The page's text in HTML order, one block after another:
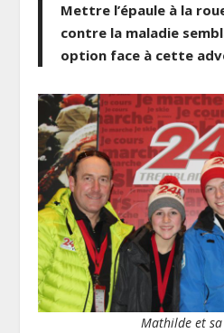
Mettre l’épaule à la
contre la maladie
option face à cette
Mathilde et